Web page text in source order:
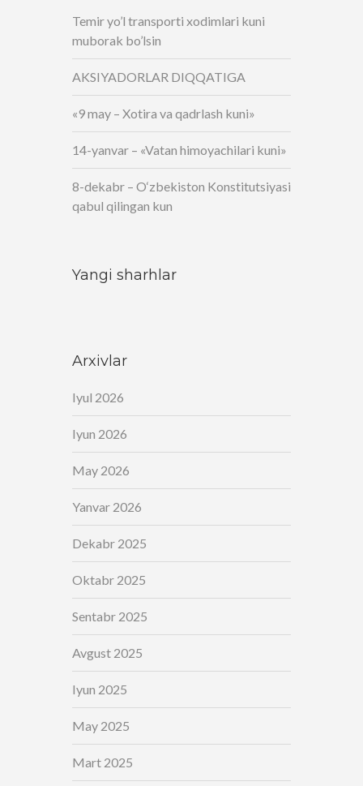
Temir yo’l transporti xodimlari kuni
muborak bo’lsin
AKSIYADORLAR DIQQATIGA
«9 may – Xotira va qadrlash kuni»
14-yanvar – «Vatan himoyachilari kuni»
8-dekabr – O‘zbekiston Konstitutsiyasi
qabul qilingan kun
Yangi sharhlar
Arxivlar
Iyul 2026
Iyun 2026
May 2026
Yanvar 2026
Dekabr 2025
Oktabr 2025
Sentabr 2025
Avgust 2025
Iyun 2025
May 2025
Mart 2025